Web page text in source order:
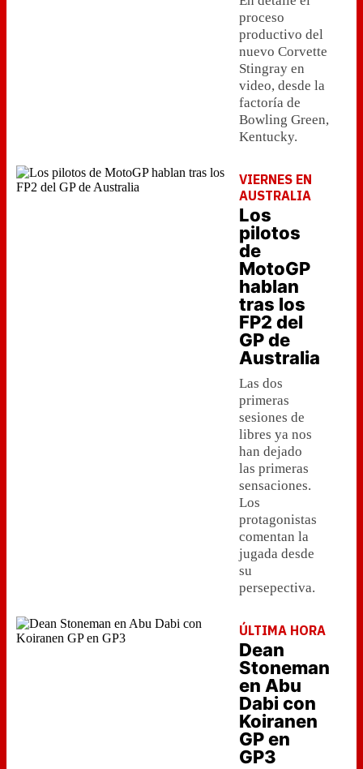
proceso
productivo del
nuevo Corvette
Stingray en
video, desde la
factoría de
Bowling Green,
Kentucky.
VIERNES EN
AUSTRALIA
Los
pilotos
de
MotoGP
hablan
tras los
FP2 del
GP de
Australia
Las dos
primeras
sesiones de
libres ya nos
han dejado
las primeras
sensaciones.
Los
protagonistas
comentan la
jugada desde
su
persepectiva.
ÚLTIMA HORA
Dean
Stoneman
en Abu
Dabi con
Koiranen
GP en
GP3